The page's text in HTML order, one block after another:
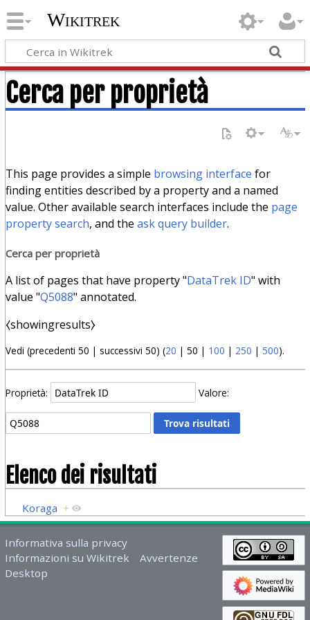
Wikitrek
Cerca per proprietà
This page provides a simple browsing interface for
finding entities described by a property and a named
value. Other available search interfaces include the page
property search, and the ask query builder.
Cerca per proprietà
A list of pages that have property "DataTrek ID" with
value "Q5088" annotated.
⧼showingresults⧽
Vedi (precedenti 50 | successivi 50) (20 | 50 | 100 | 250 | 500).
Proprietà: Valore:
Elenco dei risultati
Koraga +
Informativa sulla privacy
Informazioni su Wikitrek
Avvertenze
Desktop